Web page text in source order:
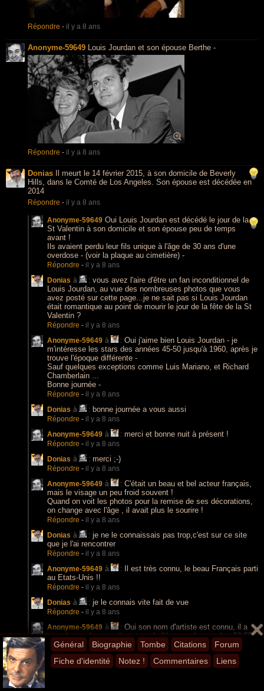
Général Biographie Tombe Citations
Forum
Fiche d'identité
Notez ! Commentaires Liens
Répondre - il y a 8 ans
Anonyme-59649 Louis Jourdan et son épouse Berthe -
Répondre - il y a 8 ans
Donias
Il meurt le 14 février 2015, à son domicile de Beverly
Hills, dans le Comté de Los Angeles. Son épouse est décédée en
2014
Répondre - il y a 8 ans
Anonyme-59649 Oui Louis Jourdan est décédé le jour de la
St Valentin à son domicile et son épouse peu de temps
avant !
Ils avaient perdu leur fils unique à l'âge de 30 ans d'une
overdose - (voir la plaque au cimetière) -
Répondre - il y a 8 ans
Donias à : vous avez l'aire d'être un fan inconditionnel de
Louis Jourdan, au vue des nombreuses photos que vous
avez posté sur cette page...je ne sait pas si Louis Jourdan
était romantique au point de mourir le jour de la fête de la St
Valentin ?
Répondre - il y a 8 ans
Anonyme-59649 à : Oui j'aime bien Louis Jourdan - je
m'intéresse les stars des années 45-50 jusqu'à 1960, après je
trouve l'époque différente -
Sauf quelques exceptions comme Luis Mariano, et Richard
Chamberlain ...
Bonne journée -
Répondre - il y a 8 ans
Donias à : bonne journée a vous aussi
Répondre - il y a 8 ans
Anonyme-59649 à : merci et bonne nuit à présent !
Répondre - il y a 8 ans
Donias à : merci ;-)
Répondre - il y a 8 ans
Anonyme-59649 à : C'était un beau et bel acteur français,
mais le visage un peu froid souvent !
Quand on voit les photos pour la remise de ses décorations,
on change avec l'âge , il avait plus le sourire !
Répondre - il y a 8 ans
Donias à : je ne le connaissais pas trop,c'est sur ce site
que je l'ai rencontrer
Répondre - il y a 8 ans
Anonyme-59649 à : Il est très connu, le beau Français parti
au Etats-Unis !!
Répondre - il y a 8 ans
Donias à : je le connais vite fait de vue
Répondre - il y a 8 ans
Anonyme-59649 à : Oui son nom d'artiste est connu, il a
tourné avec les grandes stars de l'époque des années 50-55 -
Répondre-
il y a 8 ans
Donias à :mais je suis né en 1964
Répondre-il y a 8 ans